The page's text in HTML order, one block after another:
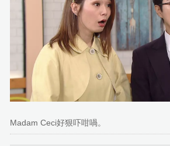
Madam Ceci好狠吓咁喎。